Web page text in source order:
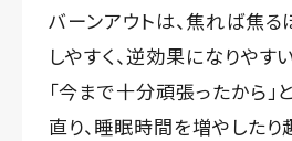
バーンアウトは、焦れば焦
しやすく、逆効果になりやす
「今まで十分頑張ったから」
直り、睡眠時間を増やしたり